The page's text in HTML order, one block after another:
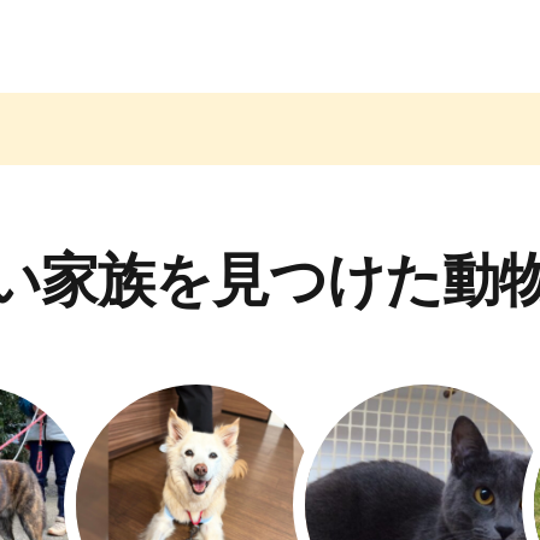
家族を見つけた動